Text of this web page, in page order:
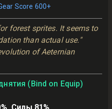
Score 600+
forest sprites. It seems to
than actual use."
of Aeternian
(Bind on Equip)